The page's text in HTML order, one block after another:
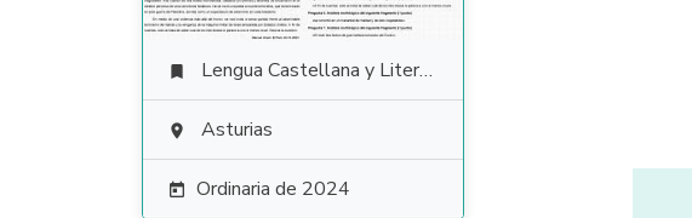
 Lengua Castellana y Literatura
 Asturias
 Ordinaria de 2024